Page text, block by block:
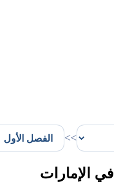
>>
الإمارات